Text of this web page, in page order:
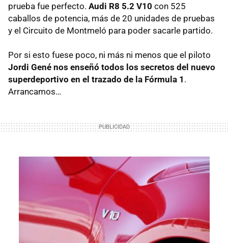
prueba fue perfecto. Audi R8 5.2 V10 con 525
caballos de potencia, más de 20 unidades de pruebas
y el Circuito de Montmeló para poder sacarle partido.
Por si esto fuese poco, ni más ni menos que el piloto
Jordi Gené nos enseñó todos los secretos del nuevo
superdeportivo en el trazado de la Fórmula 1 .
Arrancamos…